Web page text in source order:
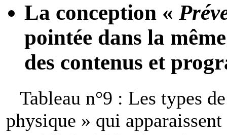
La conception «
pointée dans la
des contenus et
Tableau n°9 : Les types
physique » qui